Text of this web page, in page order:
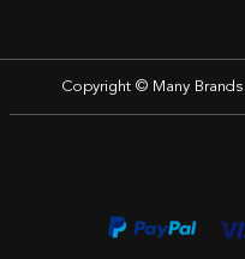
Copyright © Many